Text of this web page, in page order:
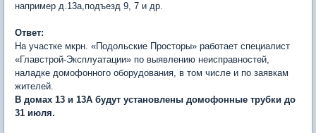
например д.13а,подъезд 9, 7 и др.
Ответ:
На участке мкрн. «Подольские Просторы» работает специалист
«Главстрой-Эксплуатации» по выявлению неисправностей,
наладке домофонного оборудования, в том числе и по заявкам
жителей.
В домах 13 и 13А будут установлены домофонные трубки до
31 июля.